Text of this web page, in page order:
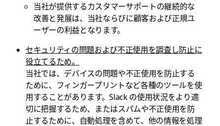
当社が提供するカスタマーサポートの継続的な
改善と発展は、当社ならびに顧客および正規ユ
ーザーの利益となります。
セキュリティの問題および不正使用を調査し防止に
役立てるため。
当社では、デバイスの問題や不正使用を防止する
ために、フィンガープリントなど各種のツールを使
用することがあります。Slack の使用状況をより適
切に把握するため、またはスパムや不正使用を防
止するために、自動処理を含めて、他の情報を処理